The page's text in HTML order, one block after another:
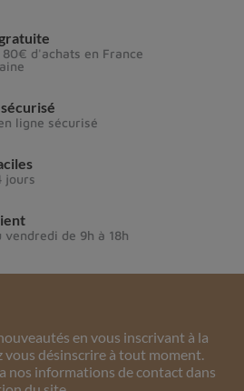
d'achats en France
ligne sécurisé
jours
vendredi de 9h à 18h
en vous inscrivant à la
désinscrire à tout moment.
nos informations de contact dans